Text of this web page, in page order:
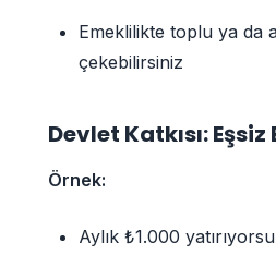
Emeklilikte toplu ya da
çekebilirsiniz
Devlet Katkısı:
Örnek:
Aylık ₺1.000